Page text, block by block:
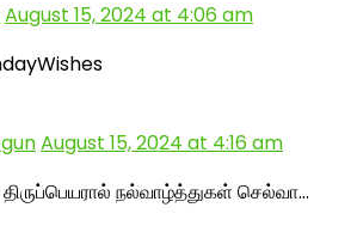
August 15, 2024 at 4:06 am
August 15, 2024 at 4:16 am
நல்வாழ்த்துகள் செல்வா…